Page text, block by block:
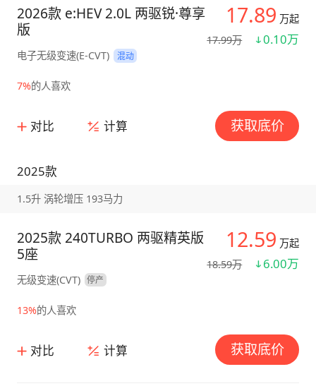
17.89 万起
17.99万
0.10万
2026款 e:HEV 2.0L 两驱锐·尊享
版
电子无级变速(E-CVT) 混动
7%的人喜欢
对比 计算 获取底价
2025款
1.5升 涡轮增压 193马力
12.59 万起
18.59万
6.00万
2025款 240TURBO 两驱精英版
5座
无级变速(CVT) 停产
13%的人喜欢
对比 计算 获取底价